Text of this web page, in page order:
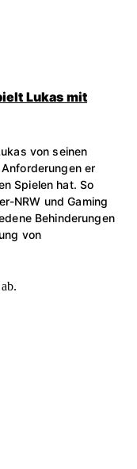
Lukas mit
von seinen
er
Spielen hat. So
NRW und Gaming
Behinderungen
von